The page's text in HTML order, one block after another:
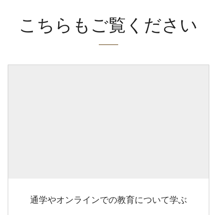
こちらもご覧ください
通学やオンラインでの教育について学ぶ